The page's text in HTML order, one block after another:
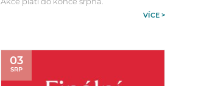
Akce platí do konce srpna.
VÍCE >
03
SRP